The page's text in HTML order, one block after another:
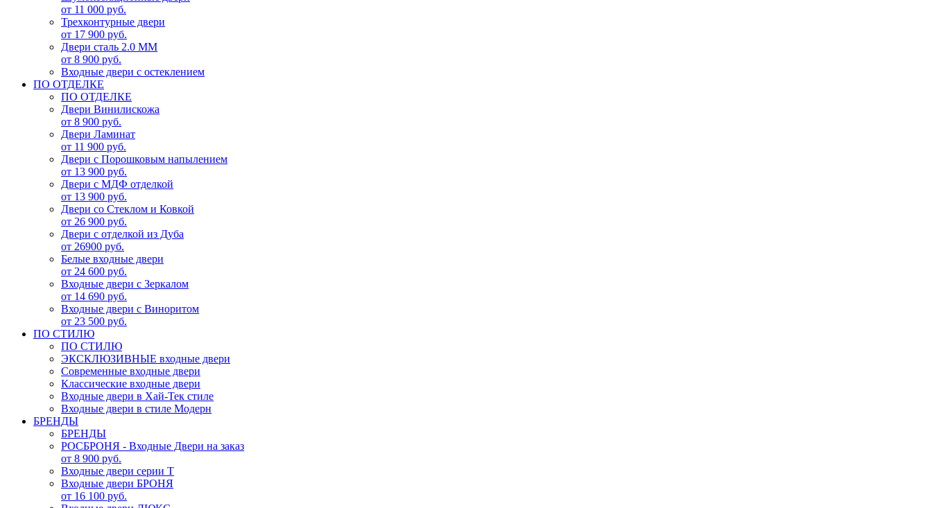
от 11 000 руб.
Трехконтурные двери
от 17 900 руб.
Двери сталь 2.0 ММ
от 8 900 руб.
Входные двери с остеклением
ПО ОТДЕЛКЕ
ПО ОТДЕЛКЕ
Двери Винилискожа
от 8 900 руб.
Двери Ламинат
от 11 900 руб.
Двери с Порошковым напылением
от 13 900 руб.
Двери с МДФ отделкой
от 13 900 руб.
Двери со Стеклом и Ковкой
от 26 900 руб.
Двери с отделкой из Дуба
от 26900 руб.
Белые входные двери
от 24 600 руб.
Входные двери с Зеркалом
от 14 690 руб.
Входные двери с Виноритом
от 23 500 руб.
ПО СТИЛЮ
ПО СТИЛЮ
ЭКСКЛЮЗИВНЫЕ входные двери
Современные входные двери
Классические входные двери
Входные двери в Хай-Тек стиле
Входные двери в стиле Модерн
БРЕНДЫ
БРЕНДЫ
РОСБРОНЯ - Входные Двери на заказ
от 8 900 руб.
Входные двери серии Т
Входные двери БРОНЯ
от 16 100 руб.